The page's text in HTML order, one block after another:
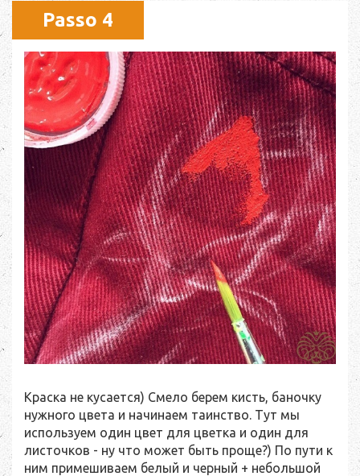
Passo 4
Краска не кусается) Смело берем кисть, баночку
нужного цвета и начинаем таинство. Тут мы
используем один цвет для цветка и один для
листочков - ну что может быть проще?) По пути к
ним примешиваем белый и черный + небольшой